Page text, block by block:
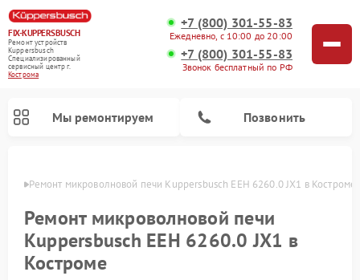
FIX-KUPPERSBUSCH
Ремонт устройств
Kuppersbusch
Специализированный
cервисный центр г.
Кострома
+7 (800) 301-55-83
Ежедневно, с 10:00 до 20:00
+7 (800) 301-55-83
Звонок бесплатный по РФ
Мы ремонтируем Позвонить
Ремонт микроволновой печи Kuppersbusch EEH 6260.0 JX1 в Костроме
Ремонт микроволновой печи
Kuppersbusch EEH 6260.0 JX1 в
Костроме